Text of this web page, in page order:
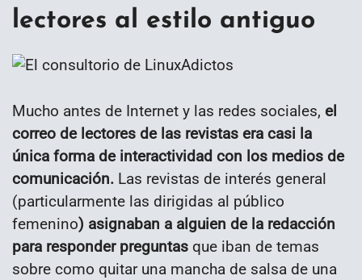
lectores al estilo antiguo
Mucho antes de Internet y las redes sociales, el
correo de lectores de las revistas era casi la
única forma de interactividad con los medios de
comunicación. Las revistas de interés general
(particularmente las dirigidas al público
femenino) asignaban a alguien de la redacción
para responder preguntas que iban de temas
sobre como quitar una mancha de salsa de una